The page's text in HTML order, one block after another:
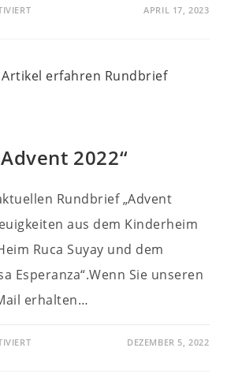
FÜR APRIL 17, 2023
2022“
Rundbrief „Advent
aus dem Kinderheim
Ruca Suyay und dem
Esperanza“.Wenn Sie unseren
erhalten…
FÜR DEZEMBER 5, 2022